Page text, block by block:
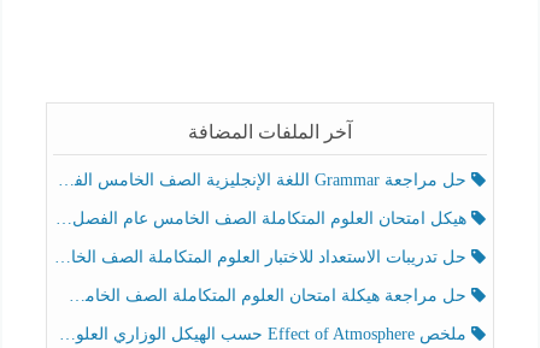
آخر الملفات المضافة
حل مراجعة Grammar اللغة الإنجليزية الصف الخامس الفصل الثالث
هيكل امتحان العلوم المتكاملة الصف الخامس عام الفصل الدراسي الثالث 2025-2026
حل تدريبات الاستعداد للاختبار العلوم المتكاملة الصف الخامس عام الفصل الثالث
حل مراجعة هيكلة امتحان العلوم المتكاملة الصف الخامس انسبير الفصل الثالث
ملخص Effect of Atmosphere حسب الهيكل الوزاري العلوم المتكاملة الصف الخامس انسبير الفصل الثالث